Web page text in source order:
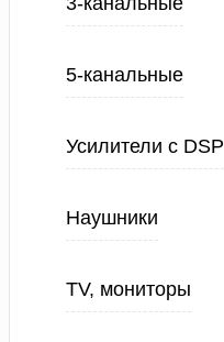
5-канальные
Усилители с DSP
Наушники
TV, мониторы